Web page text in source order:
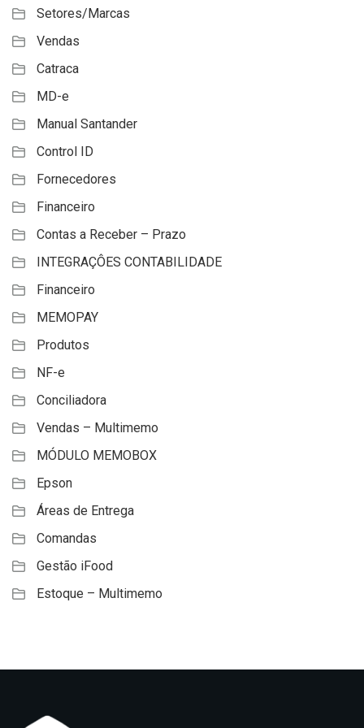
Setores/Marcas
Vendas
Catraca
MD-e
Manual Santander
Control ID
Fornecedores
Financeiro
Contas a Receber – Prazo
INTEGRAÇÔES CONTABILIDADE
Financeiro
MEMOPAY
Produtos
NF-e
Conciliadora
Vendas – Multimemo
MÓDULO MEMOBOX
Epson
Áreas de Entrega
Comandas
Gestão iFood
Estoque – Multimemo